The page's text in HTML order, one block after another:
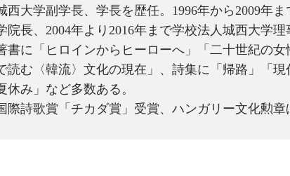
西大学副学長、学長を歴任。1996年から2009年
院長、2004年より2016年まで学校法人城西大学
書に「ヒロインからヒーローへ」「二十世紀の
読む〈韓流〉文化の現在」、詩集に「帰路」「
休み」など多数ある。
際詩歌賞「チカダ賞」受賞、ハンガリー文化勲章